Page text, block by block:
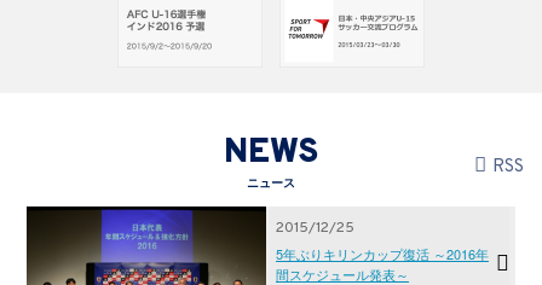
NEWS
ニュース
RSS
2015/12/25
5年ぶりキリンカップ復活 ～2016年
間スケジュール発表～